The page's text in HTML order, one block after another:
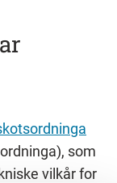
som
vilkår for